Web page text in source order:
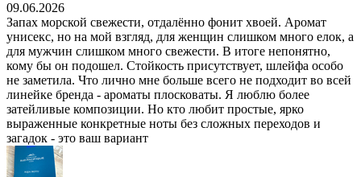
09.06.2026
Запах морской свежести, отдалённо фонит хвоей. Аромат
унисекс, но на мой взгляд, для женщин слишком много елок, а
для мужчин слишком много свежести. В итоге непонятно,
кому бы он подошел. Стойкость присутствует, шлейфа особо
не заметила. Что лично мне больше всего не подходит во всей
линейке бренда - ароматы плосковаты. Я люблю более
затейливые композиции. Но кто любит простые, ярко
выраженные конкретные ноты без сложных переходов и
загадок - это ваш вариант